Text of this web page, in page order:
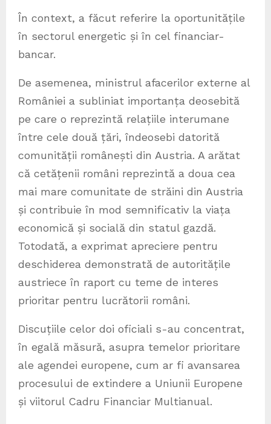
În context, a făcut referire la oportunitățile
în sectorul energetic și în cel financiar-
bancar.
De asemenea, ministrul afacerilor externe al
României a subliniat importanța deosebită
pe care o reprezintă relațiile interumane
între cele două țări, îndeosebi datorită
comunității românești din Austria. A arătat
că cetățenii români reprezintă a doua cea
mai mare comunitate de străini din Austria
și contribuie în mod semnificativ la viața
economică și socială din statul gazdă.
Totodată, a exprimat apreciere pentru
deschiderea demonstrată de autoritățile
austriece în raport cu teme de interes
prioritar pentru lucrătorii români.
Discuțiile celor doi oficiali s-au concentrat,
în egală măsură, asupra temelor prioritare
ale agendei europene, cum ar fi avansarea
procesului de extindere a Uniunii Europene
și viitorul Cadru Financiar Multianual.